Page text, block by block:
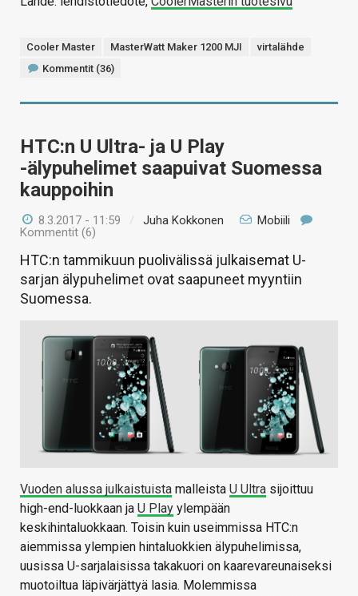
Cooler Master MasterWatt Maker 1200 MJI
virtalähde
Kommentit (36)
HTC:n U Ultra- ja U Play
-älypuhelimet saapuivat Suomessa
kauppoihin
8.3.2017 - 11:59 / Juha Kokkonen
Mobiili
Kommentit (6)
HTC:n tammikuun puolivälissä julkaisemat U-
sarjan älypuhelimet ovat saapuneet myyntiin
Suomessa.
Vuoden alussa julkaistuista malleista U Ultra sijoittuu
high-end-luokkaan ja U Play ylempään
keskihintaluokkaan. Toisin kuin useimmissa HTC:n
aiemmissa ylempien hintaluokkien älypuhelimissa,
uusissa U-sarjalaisissa takakuori on kaarevareunaiseksi
muotoiltua läpivärjättyä lasia. Molemmissa